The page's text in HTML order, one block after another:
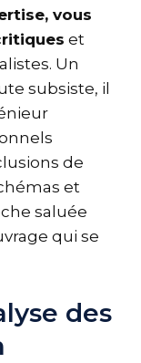
vous
et
Un
subsiste, il
de
et
saluée
qui se
des